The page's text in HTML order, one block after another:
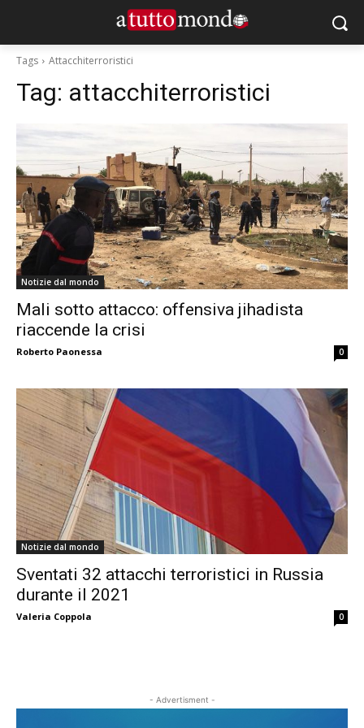
Tags Attacchiterroristici
Tag: attacchiterroristici
Notizie dal mondo
Mali sotto attacco: offensiva jihadista
riaccende la crisi
Roberto Paonessa 0
Notizie dal mondo
Sventati 32 attacchi terroristici in Russia
durante il 2021
Valeria Coppola 0
- Advertisment -